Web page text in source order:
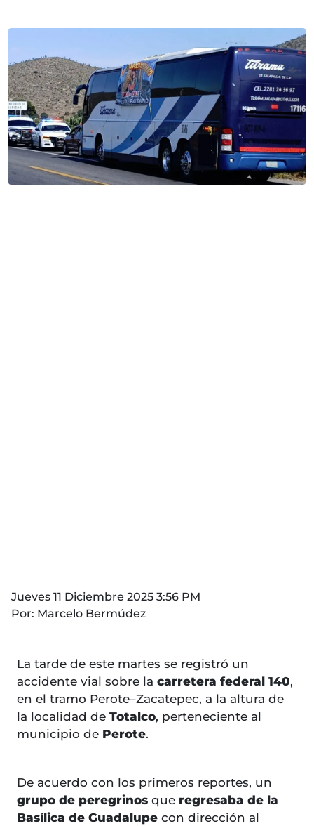
Jueves 11 Diciembre 2025 3:56 PM
Por: Marcelo Bermúdez
La tarde de este martes se registró un
accidente vial sobre la carretera federal 140,
en el tramo Perote–Zacatepec, a la altura de
la localidad de Totalco, perteneciente al
municipio de Perote.
De acuerdo con los primeros reportes, un
grupo de peregrinos que regresaba de la
Basílica de Guadalupe con dirección al